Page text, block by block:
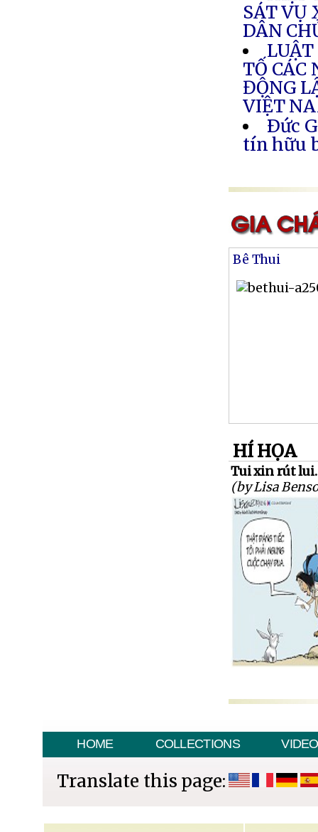
SÁT VỤ
DÂN
TỐ CÁC
ĐỘNG
VIỆT
Ðức
tín hữu
Bê Thui
HÍ HỌA
Tui xin rút lui.
(by Lisa
HOME COLLECTIONS VIDEO
Translate this page: